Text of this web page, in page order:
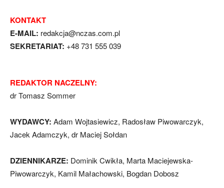
KONTAKT
E-MAIL: redakcja@nczas.com.pl
SEKRETARIAT: +48 731 555 039
REDAKTOR NACZELNY:
dr Tomasz Sommer
WYDAWCY: Adam Wojtasiewicz, Radosław Piwowarczyk,
Jacek Adamczyk, dr Maciej Sołdan
DZIENNIKARZE: Dominik Cwikła, Marta Maciejewska-
Piwowarczyk, Kamil Małachowski, Bogdan Dobosz